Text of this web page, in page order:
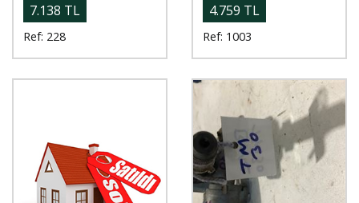
7.138 TL
Ref: 228
4.759 TL
Ref: 1003